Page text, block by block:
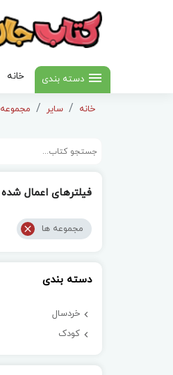
دسته بندی خانه
خانه سایر مجموعه ها
فیلترهای اعمال شده
مجموعه ها
دسته بندی
خردسال
کودک